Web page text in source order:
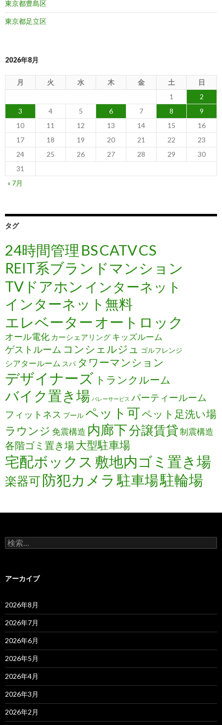
東京都豊島区
東京都足立区
2026年8月
月 火 水 木 金 土
日
1
2
3
4 5 6 7 8
9
10
11 12 13 14 15
16
17
18 19 20 21 22
23
24
25 26 27 28 29
30
31
« 7月
タグ
24時間管理 BSCATVCS
REIT系ブランドマンション
TVドアホン インターネット
インターネット無料
エレベーター オートロック
オール電化 カーシェアリング キッズルーム
ゲストルーム コンシェルジュ ゴルフレンジ
シアタールーム スパ タワーマンション
デザイナーズ トランクルーム
バイク置き場 バレーサービス パーティールーム
フィットネス プールペット可ペット足洗い場
ラウンジ 免震構造 内廊下分譲賃貸制震構造
各階ゴミ置き場大型駐車場
宅配ボックス 敷地内ゴミ置き場
楽器可防犯カメラ 駐車場駐輪場
検
索:
アーカイブ
2026年8月
2026年7月
2026年6月
2026年5月
2026年4月
2026年3月
2026年2月